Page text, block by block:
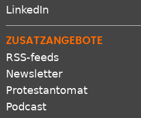
LinkedIn
ZUSATZANGEBOTE
RSS-feeds
Newsletter
Protestantomat
Podcast